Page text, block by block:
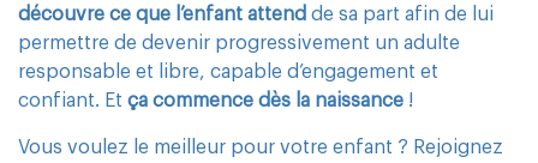
découvre ce que l’enfant attend de sa part afin de lui
permettre de devenir progressivement un adulte
responsable et libre, capable d’engagement et
confiant. Et ça commence dès la naissance !
Vous voulez le meilleur pour votre enfant ? Rejoignez